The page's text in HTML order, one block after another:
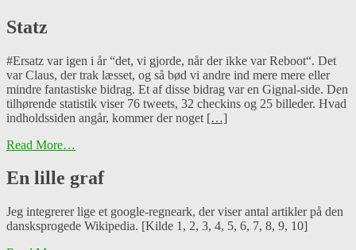
Statz
#Ersatz var igen i år “det, vi gjorde, når der ikke var Reboot“. Det
var Claus, der trak læsset, og så bød vi andre ind mere mere eller
mindre fantastiske bidrag. Et af disse bidrag var en Gignal-side. Den
tilhørende statistik viser 76 tweets, 32 checkins og 25 billeder. Hvad
indholdssiden angår, kommer der noget […]
Read More…
En lille graf
Jeg integrerer lige et google-regneark, der viser antal artikler på den
dansksprogede Wikipedia. [Kilde 1, 2, 3, 4, 5, 6, 7, 8, 9, 10]